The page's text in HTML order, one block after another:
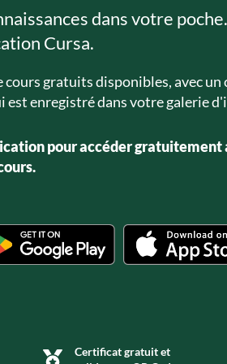
dans votre poche.
Cursa.
cours gratuits disponibles, avec
enregistré dans votre galerie
pour accéder
Certificat gratuit et